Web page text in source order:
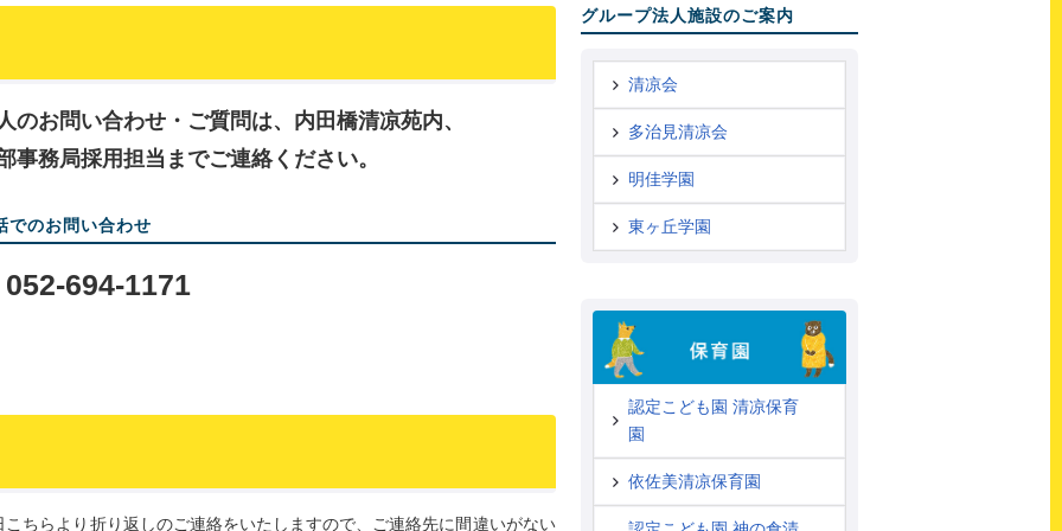
のお問い合わせ・ご質問は、内田橋清凉苑内、
事務局採用担当までご連絡ください。
でのお問い合わせ
694-1171
ちらより折り返しのご連絡をいたしますので、ご連絡先に間違いがない
グループ法人施設のご案内
清凉会
多治見清凉会
明佳学園
東ヶ丘学園
認定こども園 清凉保育
園
依佐美清凉保育園